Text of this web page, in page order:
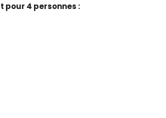
pour 4 personnes :